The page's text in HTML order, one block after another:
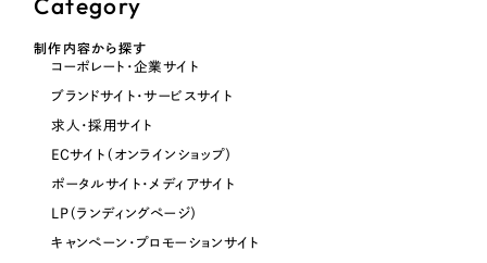
オレンジ・橙色
グリーン・緑色
ブルー・青色
制作内容から探す
コーポレート・企業サイト
ブランドサイト・サービスサイト
求人・採用サイト
ECサイト（オンラインショップ）
ポータルサイト・メディアサイト
LP（ランディングページ）
キャンペーン・プロモーションサイト